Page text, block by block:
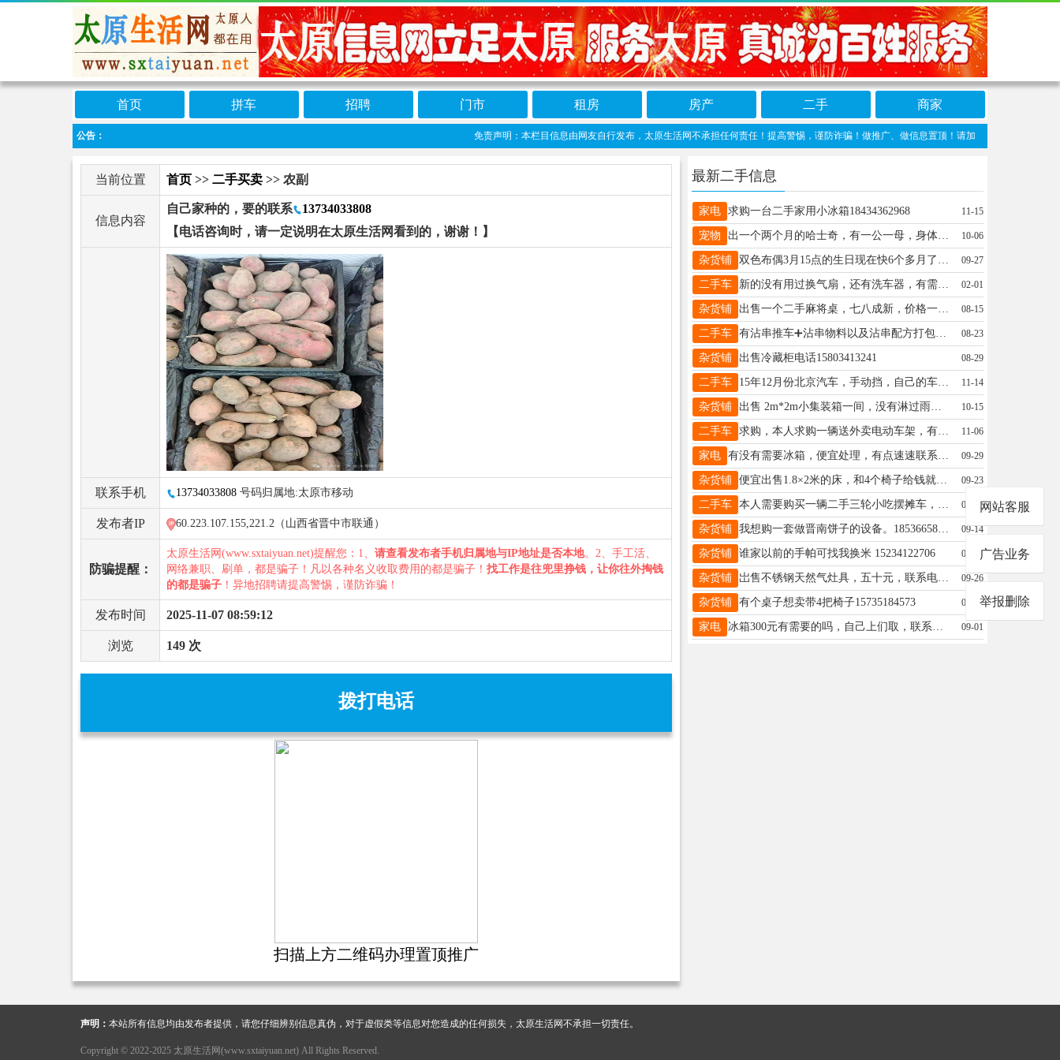
首页 拼车 招聘 门市 租房 房产 二手 商家
公告： 免责声明：本栏目信息由网友自行发布，太原生活网不承担任何责任！提高警惕，谨防诈骗！做推广、做信息置顶！请加太原生活网客服微信：
当前位置 首页 >> 二手买卖 >> 农副
信息内容
自己家种的，要的联系
13734033808
【电话咨询时，请一定说明在太原生活网看到的，谢谢！】
联系手机 13734033808 号码归属地:太原市移动
发布者IP 60.223.107.155,221.2（山西省晋中市联通）
防骗提醒：
太原生活网(www.sxtaiyuan.net)提醒您：1、 请查看发布者手机归属地与IP地址是否本地。2、手工活、
网络兼职、刷单，都是骗子！凡以各种名义收取费用的都是骗子！ 找工作是往兜里挣钱，让你往外掏钱
的都是骗子 ！异地招聘请提高警惕，谨防诈骗！
发布时间 2025-11-07 08:59:12
浏览 149 次
拨打电话
扫描上方二维码办理置顶推广
最新二手信息
家电 求购一台二手家用小冰箱18434362968 11-15
宠物 出一个两个月的哈士奇，有一公一母，身体健康，活泼好动。打了一针疫苗。挑哪个都行。喜欢的话，电话同微17635610650 10-06
杂货铺 双色布偶3月15点的生日现在快6个多月了因工作因素照顾不周喜欢我的人，联系吧与小兔子相伴一起长大两个小家伙相亲相爱希望能两个一起养有需要的可以联系17835115062 09-27
二手车 新的没有用过换气扇，还有洗车器，有需要的联系电话13073505658 02-01
杂货铺 出售一个二手麻将桌，七八成新，价格一千，有需要的联系13403415913 08-15
二手车 有沾串推车➕沾串物料以及沾串配方打包出售，价格合适，有兴趣可以私信15383511326 08-23
杂货铺 出售冷藏柜电话15803413241 08-29
二手车 15年12月份北京汽车，手动挡，自己的车10万公里，车况特好，大几千，遮风挡雨拉工具，有意向群里直接加我微信。 电话13453533972 11-14
杂货铺 出售 2m*2m小集装箱一间，没有淋过雨一直在室内用的了 有需要的可联系 13700511112 10-15
二手车 求购，本人求购一辆送外卖电动车架，有的联系18735731183微信同号 11-06
家电 有没有需要冰箱，便宜处理，有点速速联系电话：18734895819 18734895891 09-29
杂货铺 便宜出售1.8×2米的床，和4个椅子给钱就卖电话13834167903 09-23
二手车 本人需要购买一辆二手三轮小吃摆摊车，有出售的联系，电话：18003512676微信同号 03-24
杂货铺 我想购一套做晋南饼子的设备。18536658555。谢谢 09-14
杂货铺 谁家以前的手帕可找我换米 15234122706 01-05
杂货铺 岀售不锈钢天然气灶具，五十元，联系电话17703419080 09-26
杂货铺 有个桌子想卖带4把椅子15735184573 01-26
家电 冰箱300元有需要的吗，自己上们取，联系电话15934048341 09-01
声明： 本站所有信息均由发布者提供，请您仔细辨别信息真伪，对于虚假类等信息对您造成的任何损失，太原生活网不承担一切责任。
Copyright © 2022-2025 太原生活网(www.sxtaiyuan.net) All Rights Reserved.
网站客服
广告业务
举报删除